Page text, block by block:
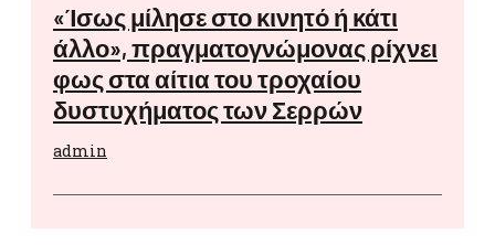
«Ίσως μίλησε στο κινητό ή κάτι
άλλο», πραγματογνώμονας ρίχνει
φως στα αίτια του τροχαίου
δυστυχήματος των Σερρών
admin